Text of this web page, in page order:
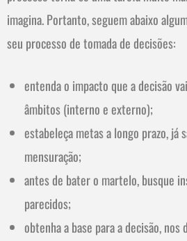
imagina. Portanto, seguem abaixo
seu processo de tomada de decisões:
entenda o impacto que a decisão
âmbitos (interno e externo);
estabeleça metas a longo prazo, já
mensuração;
antes de bater o martelo, busque
parecidos;
obtenha a base para a decisão,